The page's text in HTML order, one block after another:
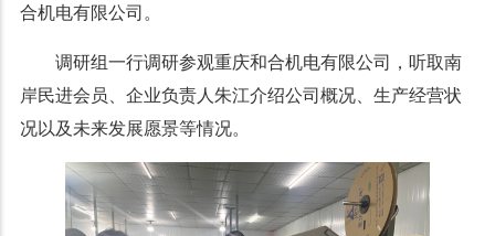
合机电有限公司。
调研组一行调研参观重庆和合机电有限公司，听取南
岸民进会员、企业负责人朱江介绍公司概况、生产经营状
况以及未来发展愿景等情况。